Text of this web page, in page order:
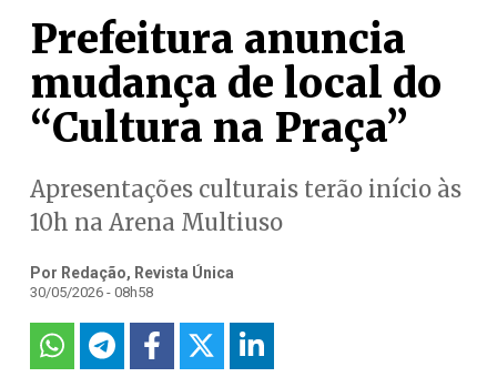
Prefeitura anuncia
mudança de local do
“Cultura na Praça”
Apresentações culturais terão início às
10h na Arena Multiuso
Por Redação, Revista Única
30/05/2026 - 08h58